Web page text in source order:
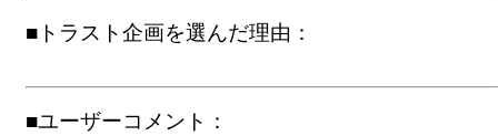
■トラスト企画を選んだ理由：
■ユーザーコメント：